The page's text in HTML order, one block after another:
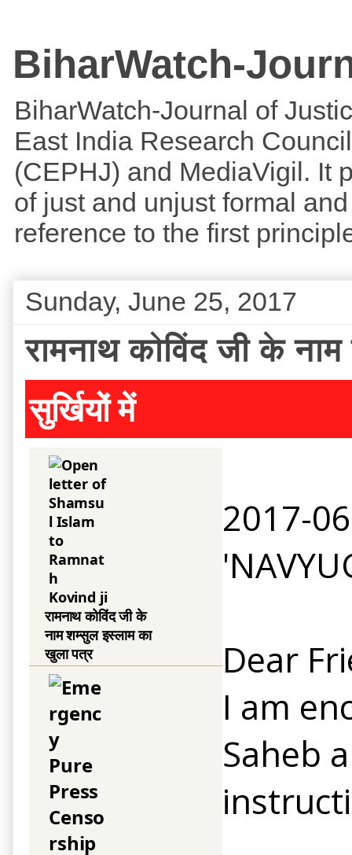
BiharWatch-
BiharWatch-Journal of
East India Research
(CEPHJ) and MediaVigil. It
of just and unjust formal
reference to the first
Sunday, June 25, 2017
रामनाथ कोविंद जी के
सुर्खियों में
रामनाथ कोविंद जी के
नाम शम्सुल इस्लाम का
खुला पत्र
2017-
Dear
I am
Saheb